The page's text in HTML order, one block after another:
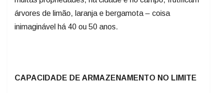
árvores de limão, laranja e bergamota – coisa
inimaginável há 40 ou 50 anos.
CAPACIDADE DE ARMAZENAMENTO NO LIMITE